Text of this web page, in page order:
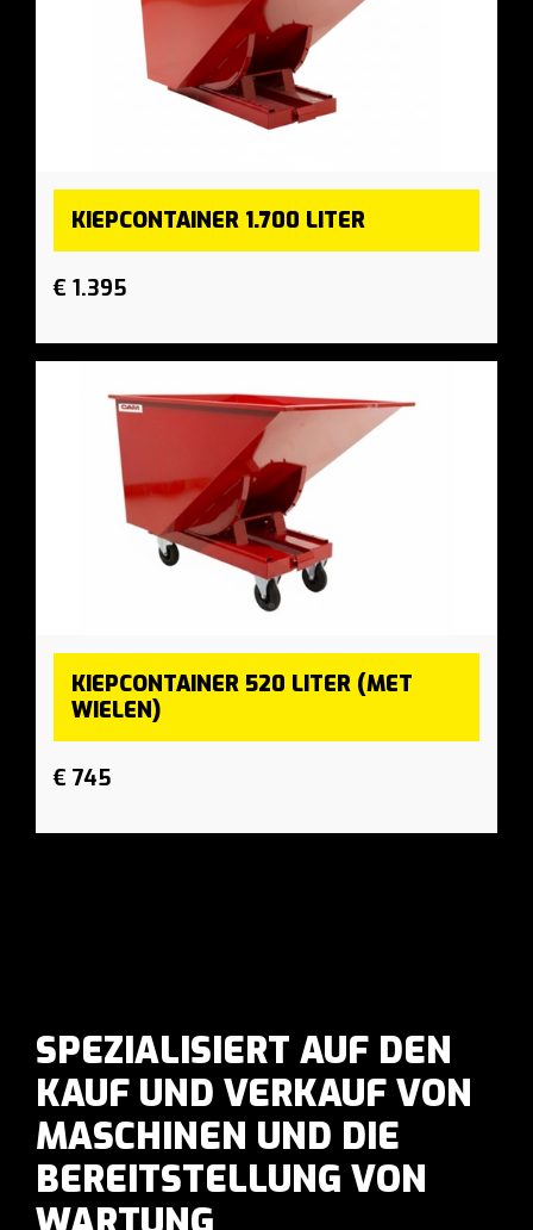
KIEPCONTAINER 1.700 LITER
€ 1.395
KIEPCONTAINER 520 LITER (MET
WIELEN)
€ 745
SPEZIALISIERT AUF DEN
KAUF UND VERKAUF VON
MASCHINEN UND DIE
BEREITSTELLUNG VON